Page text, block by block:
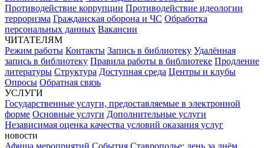
Противодействие коррупции Противодействие идеологии
терроризма Гражданская оборона и ЧС Обработка
персональных данных Вакансии
ЧИТАТЕЛЯМ
Режим работы Контакты Запись в библиотеку Удалённая
запись в библиотеку Правила работы в библиотеке Продление
литературы Структура Доступная среда Центры и клубы
Опросы Обратная связь
УСЛУГИ
Государственные услуги, предоставляемые в электронной
форме Основные услуги Дополнительные услуги
Независимая оценка качества условий оказания услуг
новости
Афиша мероприятий События Ставрополье: день за днём